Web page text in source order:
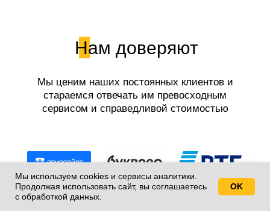
Свяжитесь с нами!
Мы используем cookies и сервисы аналитики.
Продолжая использовать сайт, вы соглашаетесь
с обработкой данных.
OK
Нам доверяют
Мы ценим наших постоянных клиентов и
стараемся отвечать им превосходным
сервисом и справедливой стоимостью